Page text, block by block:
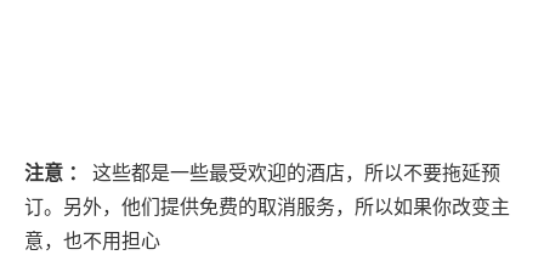
注意 ： 这些都是一些最受欢迎的酒店，所以不要拖延预
订。另外，他们提供免费的取消服务，所以如果你改变主
意，也不用担心